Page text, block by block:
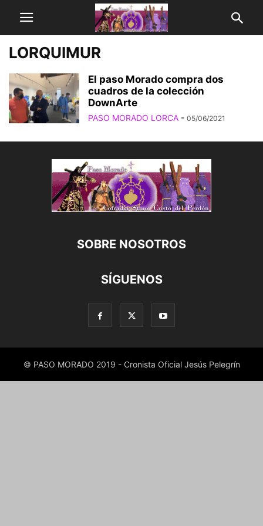
LORQUIMUR
El paso Morado compra dos
cuadros de la colección
DownArte
PASO MORADO LORCA - 05/06/2021
SOBRE NOSOTROS
SÍGUENOS
© PASO MORADO 2019 - Cronista Oficial Jesús Pelegrín